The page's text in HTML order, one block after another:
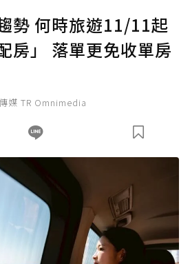
勢 何時旅遊11/11起
房」 落單更免收單房
媒 TR Omnimedia